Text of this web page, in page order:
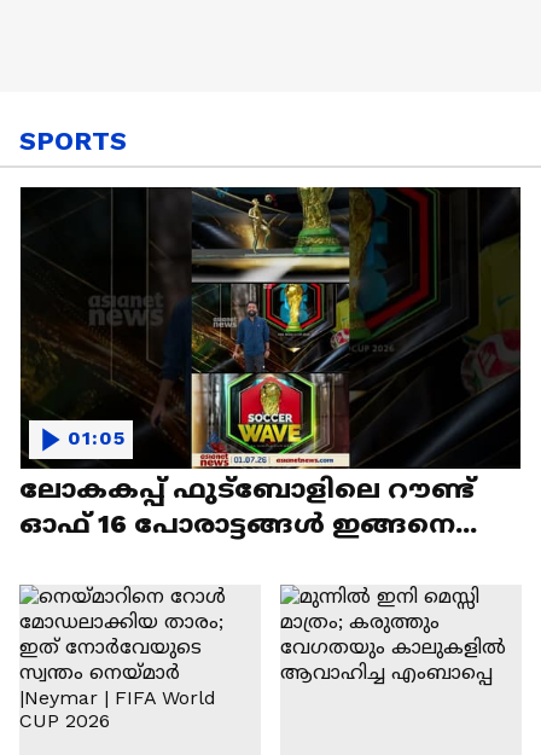
SPORTS
ലോകകപ്പ് ഫുട്‍ബോളിലെ റൗണ്ട്
ഓഫ് 16 പോരാട്ടങ്ങൾ ഇങ്ങനെ...
01:05